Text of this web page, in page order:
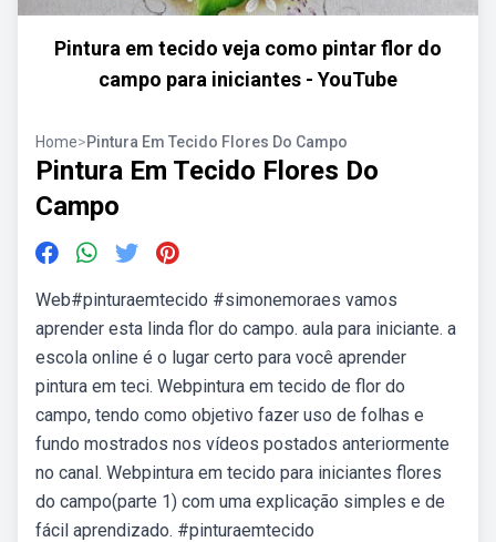
Pintura em tecido veja como pintar flor do
campo para iniciantes - YouTube
Home>Pintura Em Tecido Flores Do Campo
Pintura Em Tecido Flores Do
Campo
Web#pinturaemtecido #simonemoraes vamos
aprender esta linda flor do campo. aula para iniciante. a
escola online é o lugar certo para você aprender
pintura em teci. Webpintura em tecido de flor do
campo, tendo como objetivo fazer uso de folhas e
fundo mostrados nos vídeos postados anteriormente
no canal. Webpintura em tecido para iniciantes flores
do campo(parte 1) com uma explicação simples e de
fácil aprendizado. #pinturaemtecido